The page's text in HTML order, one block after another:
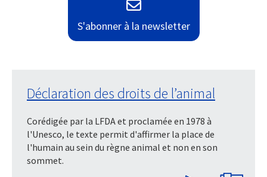
S'abonner à la newsletter
Déclaration des droits de l’animal
Corédigée par la LFDA et proclamée en 1978 à
l'Unesco, le texte permit d'affirmer la place de
l'humain au sein du règne animal et non en son
sommet.